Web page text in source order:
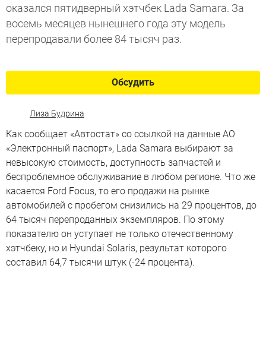
оказался пятидверный хэтчбек Lada Samara. За
восемь месяцев нынешнего года эту модель
перепродавали более 84 тысяч раз.
Обсудить
Лиза Будрина
Как сообщает «Автостат» со ссылкой на данные АО
«Электронный паспорт», Lada Samara выбирают за
невысокую стоимость, доступность запчастей и
беспроблемное обслуживание в любом регионе. Что же
касается Ford Focus, то его продажи на рынке
автомобилей с пробегом снизились на 29 процентов, до
64 тысяч перепроданных экземпляров. По этому
показателю он уступает не только отечественному
хэтчбеку, но и Hyundai Solaris, результат которого
составил 64,7 тысячи штук (-24 процента).